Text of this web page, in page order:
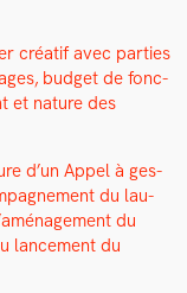
créatif avec par­ties
bud­get de fonc­
et nature des
d’un Appel à ges­
du lau­
du
lance­ment du